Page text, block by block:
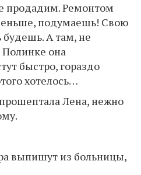
продадим. Ремонтом
подумаешь! Свою
будешь. А там, не
Полинке она
быстро, гораздо
хотелось…
Лена, нежно
выпишут из больницы,